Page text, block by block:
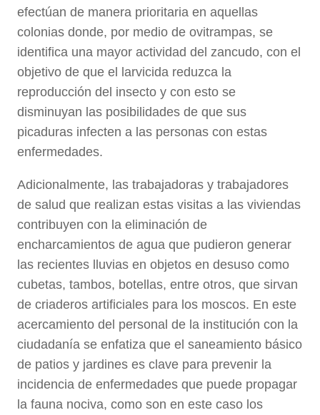
efectúan de manera prioritaria en aquellas
colonias donde, por medio de ovitrampas, se
identifica una mayor actividad del zancudo, con el
objetivo de que el larvicida reduzca la
reproducción del insecto y con esto se
disminuyan las posibilidades de que sus
picaduras infecten a las personas con estas
enfermedades.
Adicionalmente, las trabajadoras y trabajadores
de salud que realizan estas visitas a las viviendas
contribuyen con la eliminación de
encharcamientos de agua que pudieron generar
las recientes lluvias en objetos en desuso como
cubetas, tambos, botellas, entre otros, que sirvan
de criaderos artificiales para los moscos. En este
acercamiento del personal de la institución con la
ciudadanía se enfatiza que el saneamiento básico
de patios y jardines es clave para prevenir la
incidencia de enfermedades que puede propagar
la fauna nociva, como son en este caso los